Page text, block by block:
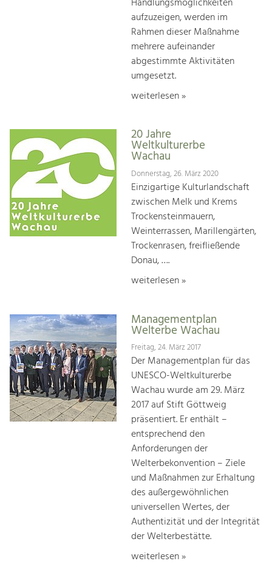
aufzuzeigen, werden im
Rahmen dieser Maßnahme
mehrere aufeinander
abgestimmte Aktivitäten
umgesetzt.
weiterlesen »
20 Jahre
Weltkulturerbe
Wachau
Donnerstag, 26. März 2020
Einzigartige Kulturlandschaft
zwischen Melk und Krems
Trockensteinmauern,
Weinterrassen, Marillengärten,
Trockenrasen, freifließende
Donau, ….
weiterlesen »
Managementplan
Welterbe Wachau
Freitag, 24. März 2017
Der Managementplan für das
UNESCO-Weltkulturerbe
Wachau wurde am 29. März
2017 auf Stift Göttweig
präsentiert. Er enthält –
entsprechend den
Anforderungen der
Welterbekonvention – Ziele
und Maßnahmen zur Erhaltung
des außergewöhnlichen
universellen Wertes, der
Authentizität und der Integrität
der Welterbestätte.
weiterlesen »